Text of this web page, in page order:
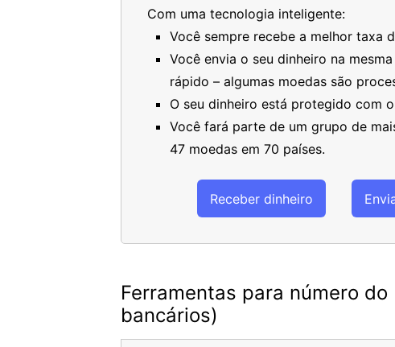
Com uma tecnologia inteligente:
Você sempre recebe a melhor taxa
Você envia o seu dinheiro na
rápido – algumas moedas são
O seu dinheiro está protegido com
Você fará parte de um grupo de
47 moedas em 70 países.
Receber dinheiro
Ferramentas para número
bancários)